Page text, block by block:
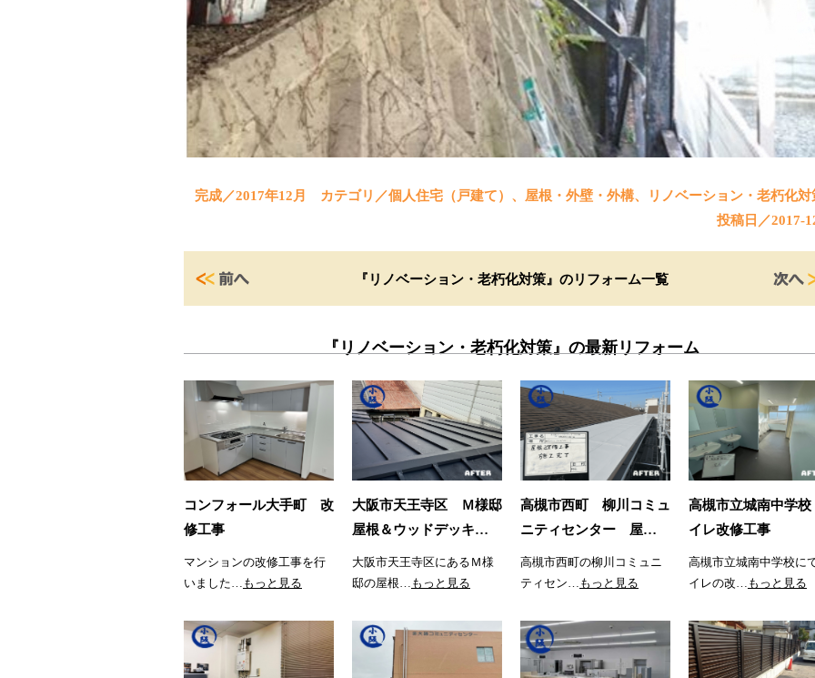
完成／2017年12月 カテゴリ／個人住宅（戸建て）、屋根・外壁・外構、リノベーション・老朽化
投稿日／2017-
『リノベーション・老朽化対策』のリフォーム一覧
『リノベーション・老朽化対策』の最新リフォーム
コンフォール大手町 改
修工事
マンションの改修工事を行
いました… もっと見る
大阪市天王寺区 Ｍ様邸
屋根＆ウッドデッキ…
大阪市天王寺区にあるＭ様
邸の屋根… もっと見る
高槻市西町 柳川コミュ
ニティセンター 屋…
高槻市西町の柳川コミュニ
ティセン… もっと見る
高槻市立城南中学
イレ改修工事
高槻市立城南中学校に
イレの改… もっと見る